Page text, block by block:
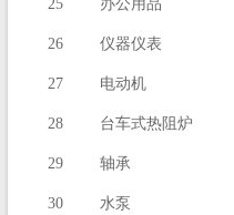
25 办公用品
26 仪器仪表
27 电动机
28 台车式热阻炉
29 轴承
30 水泵